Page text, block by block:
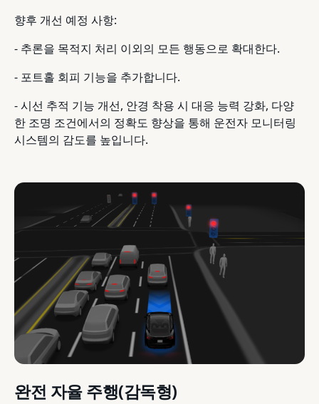
향후 개선 예정 사항:
- 추론을 목적지 처리 이외의 모든 행동으로 확대한다.
- 포트홀 회피 기능을 추가합니다.
- 시선 추적 기능 개선, 안경 착용 시 대응 능력 강화, 다양
한 조명 조건에서의 정확도 향상을 통해 운전자 모니터링
시스템의 감도를 높입니다.
완전 자율 주행(감독형)